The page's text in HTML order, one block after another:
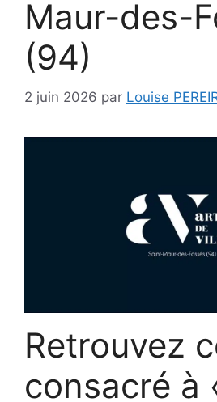
Maur-des-
(94)
2 juin 2026 par Louise
Retrouvez
consacré à